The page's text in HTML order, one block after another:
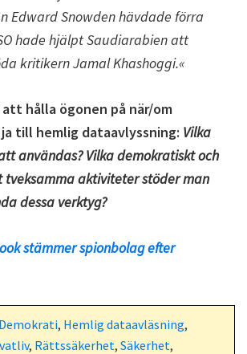
Edward Snowden hävdade förra
hade hjälpt Saudiarabien att
kritikern Jamal Khashoggi.«
hålla ögonen på när/om
till hemlig dataavlyssning: Vilka
användas? Vilka demokratiskt och
tveksamma aktiviteter stöder man
dessa verktyg?
stämmer spionbolag efter
Demokrati, Hemlig dataavläsning,
, Rättssäkerhet, Säkerhet,